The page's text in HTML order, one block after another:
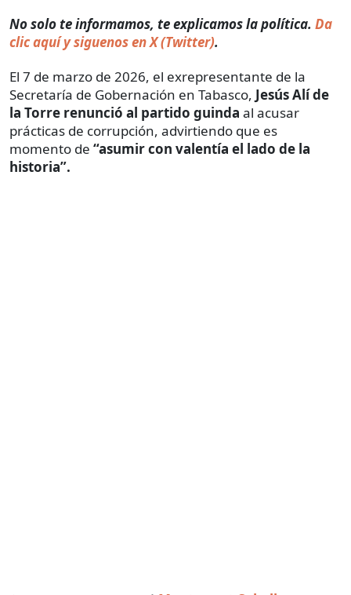
No solo te informamos, te explicamos la política. Da
clic aquí y siguenos en X (Twitter).
El 7 de marzo de 2026, el exrepresentante de la
Secretaría de Gobernación en Tabasco, Jesús Alí de
la Torre renunció al partido guinda al acusar
prácticas de corrupción, advirtiendo que es
momento de “asumir con valentía el lado de la
historia”.